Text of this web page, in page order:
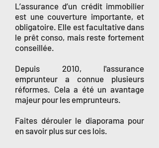
L’assurance d’un crédit immobilier
est une couverture importante, et
obligatoire. Elle est facultative dans
le prêt conso, mais reste fortement
conseillée.
Depuis 2010, l'assurance
emprunteur a connue plusieurs
réformes. Cela a été un avantage
majeur pour les emprunteurs.
Faites dérouler le diaporama pour
en savoir plus sur ces lois.